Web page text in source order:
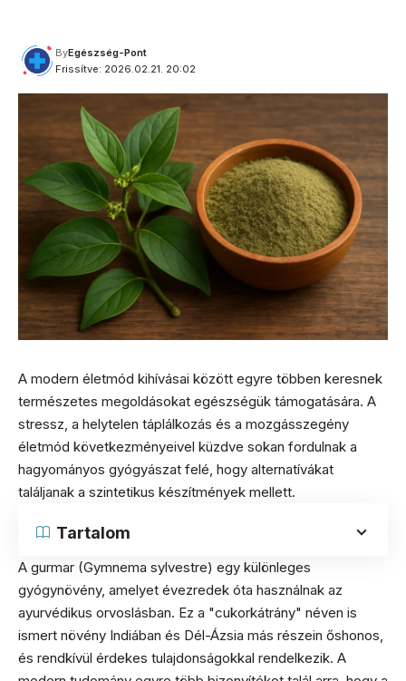
Frissítve: 2026.02.21. 20:02
ByEgészség-Pont
A modern életmód kihívásai között egyre többen keresnek
természetes megoldásokat egészségük támogatására. A
stressz, a helytelen táplálkozás és a mozgásszegény
életmód következményeivel küzdve sokan fordulnak a
hagyományos gyógyászat felé, hogy alternatívákat
találjanak a szintetikus készítmények mellett.
Tartalom
A gurmar (Gymnema sylvestre) egy különleges
gyógynövény, amelyet évezredek óta használnak az
ayurvédikus orvoslásban. Ez a "cukorkátrány" néven is
ismert növény Indiában és Dél-Ázsia más részein őshonos,
és rendkívül érdekes tulajdonságokkal rendelkezik. A